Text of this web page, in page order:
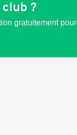
club ?
gratuitement pour